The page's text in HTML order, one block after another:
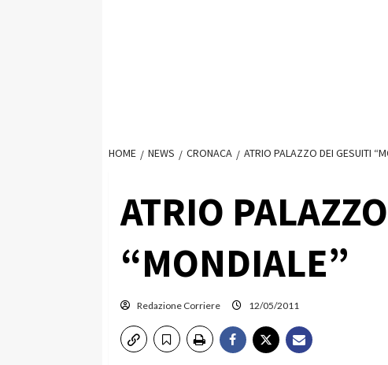
HOME NEWS CRONACA ATRIO PALAZZO DEI GESUITI
ATRIO
“MONDIALE”
Redazione Corriere 12/05/2011